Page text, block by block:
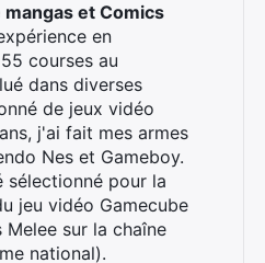
et Comics
en
courses au
dans diverses
de jeux vidéo
j'ai fait mes armes
Nes et Gameboy.
sélectionné pour la
jeu vidéo Gamecube
Melee sur la chaîne
national).